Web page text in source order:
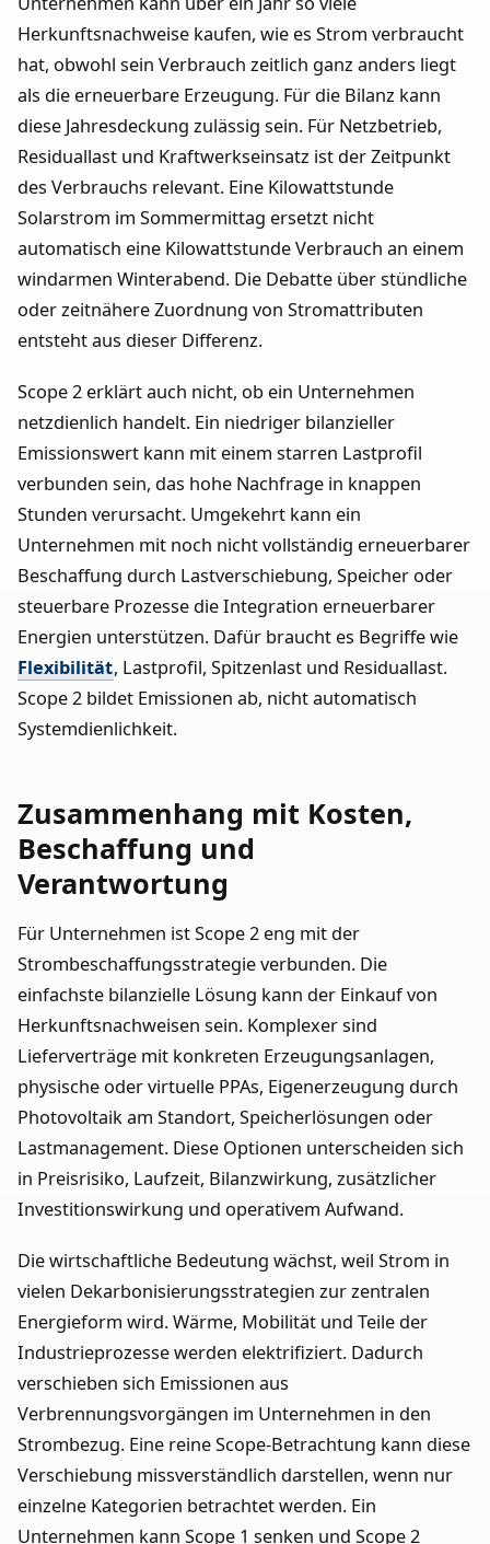
Herkunftsnachweise kaufen, wie es Strom verbraucht
hat, obwohl sein Verbrauch zeitlich ganz anders liegt
als die erneuerbare Erzeugung. Für die Bilanz kann
diese Jahresdeckung zulässig sein. Für Netzbetrieb,
Residuallast und Kraftwerkseinsatz ist der Zeitpunkt
des Verbrauchs relevant. Eine Kilowattstunde
Solarstrom im Sommermittag ersetzt nicht
automatisch eine Kilowattstunde Verbrauch an einem
windarmen Winterabend. Die Debatte über stündliche
oder zeitnähere Zuordnung von Stromattributen
entsteht aus dieser Differenz.
Scope 2 erklärt auch nicht, ob ein Unternehmen
netzdienlich handelt. Ein niedriger bilanzieller
Emissionswert kann mit einem starren Lastprofil
verbunden sein, das hohe Nachfrage in knappen
Stunden verursacht. Umgekehrt kann ein
Unternehmen mit noch nicht vollständig erneuerbarer
Beschaffung durch Lastverschiebung, Speicher oder
steuerbare Prozesse die Integration erneuerbarer
Energien unterstützen. Dafür braucht es Begriffe wie
Flexibilität, Lastprofil, Spitzenlast und Residuallast.
Scope 2 bildet Emissionen ab, nicht automatisch
Systemdienlichkeit.
Zusammenhang mit Kosten,
Beschaffung und
Verantwortung
Für Unternehmen ist Scope 2 eng mit der
Strombeschaffungsstrategie verbunden. Die
einfachste bilanzielle Lösung kann der Einkauf von
Herkunftsnachweisen sein. Komplexer sind
Lieferverträge mit konkreten Erzeugungsanlagen,
physische oder virtuelle PPAs, Eigenerzeugung durch
Photovoltaik am Standort, Speicherlösungen oder
Lastmanagement. Diese Optionen unterscheiden sich
in Preisrisiko, Laufzeit, Bilanzwirkung, zusätzlicher
Investitionswirkung und operativem Aufwand.
Die wirtschaftliche Bedeutung wächst, weil Strom in
vielen Dekarbonisierungsstrategien zur zentralen
Energieform wird. Wärme, Mobilität und Teile der
Industrieprozesse werden elektrifiziert. Dadurch
verschieben sich Emissionen aus
Verbrennungsvorgängen im Unternehmen in den
Strombezug. Eine reine Scope-Betrachtung kann diese
Verschiebung missverständlich darstellen, wenn nur
einzelne Kategorien betrachtet werden. Ein
Unternehmen kann Scope 1 senken und Scope 2